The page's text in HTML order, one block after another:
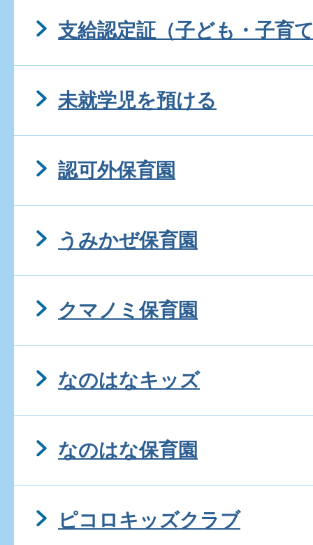
支給認定証（子ども・子育
未就学児を預ける
認可外保育園
うみかぜ保育園
クマノミ保育園
なのはなキッズ
なのはな保育園
ピコロキッズクラブ